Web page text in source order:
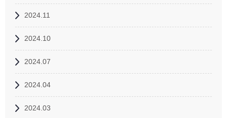
2024.11
2024.10
2024.07
2024.04
2024.03